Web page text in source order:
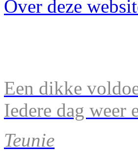
Over deze
Een dikke
Iedere dag weer
Teunie